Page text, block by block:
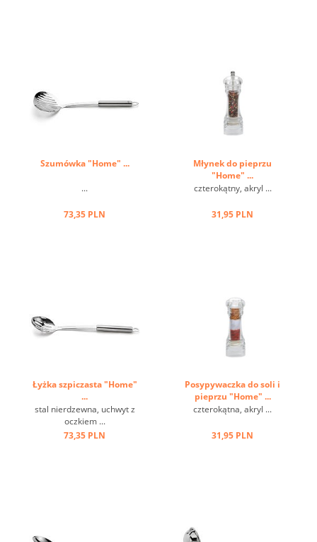
Szumówka "Home" ...
...
73,35 PLN
Młynek do pieprzu
"Home" ...
czterokątny, akryl ...
31,95 PLN
Łyżka szpiczasta "Home"
...
stal nierdzewna, uchwyt z
oczkiem ...
73,35 PLN
Posypywaczka do soli i
pieprzu "Home" ...
czterokątna, akryl ...
31,95 PLN